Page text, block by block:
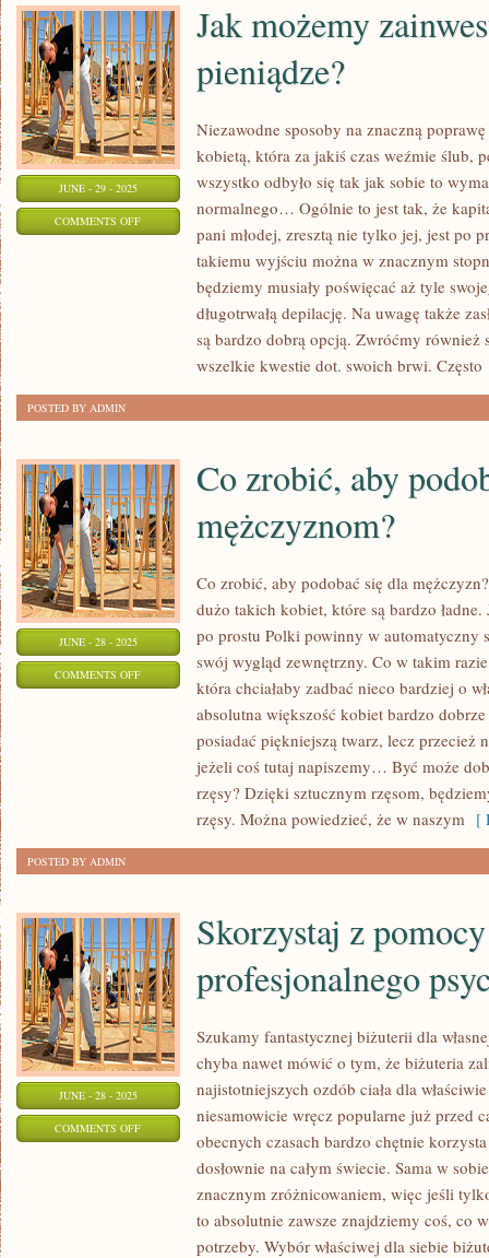
JUNE - 29 - 2025
COMMENTS OFFON
ZAINWESTOWAĆ
Jak możemy
pieniądze?
Niezawodne sposoby na znaczną
kobietą, która za jakiś czas weźmie ślub,
wszystko odbyło się tak jak sobie to
normalnego… Ogólnie to jest tak, że
pani młodej, zresztą nie tylko jej, jest po
takiemu wyjściu można w znacznym
będziemy musiały poświęcać aż tyle
długotrwałą depilację. Na uwagę także
są bardzo dobrą opcją. Zwróćmy również
wszelkie kwestie dot. swoich brwi. Często
POSTED BY ADMIN
JUNE - 28 - 2025
COMMENTS OFFON
Co zrobić, aby
mężczyznom?
Co zrobić, aby podobać się dla
dużo takich kobiet, które są bardzo
po prostu Polki powinny w automatyczny
swój wygląd zewnętrzny. Co w takim
która chciałaby zadbać nieco bardziej o
absolutna większość kobiet bardzo
posiadać piękniejszą twarz, lecz przecież
jeżeli coś tutaj napiszemy… Być może
rzęsy? Dzięki sztucznym rzęsom,
rzęsy. Można powiedzieć, że w naszym [
POSTED BY ADMIN
JUNE - 28 - 2025
COMMENTS OFFON
Skorzystaj z pomocy
profesjonalnego
Szukamy fantastycznej biżuterii dla
chyba nawet mówić o tym, że biżuteria
najistotniejszych ozdób ciała dla
niesamowicie wręcz popularne już przed
obecnych czasach bardzo chętnie
dosłownie na całym świecie. Sama w
znacznym zróżnicowaniem, więc jeśli
to absolutnie zawsze znajdziemy coś, co
potrzeby. Wybór właściwej dla siebie